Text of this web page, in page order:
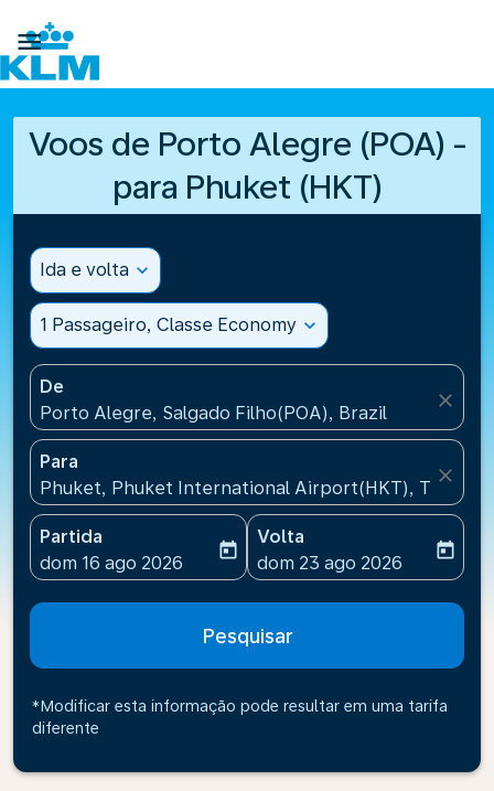

Voos de Porto Alegre (POA) -
para Phuket (HKT)
Ida e volta expand_more
1 Passageiro, Classe Economy expand_more
De
Porto Alegre, Salgado Filho(POA), Brazil
close
Para
Phuket, Phuket International Airport(HKT), Thailand
close
Partida
fc-booking-departure-date-aria-label
dom 16 ago 2026
today
Volta
fc-booking-return-date-
dom 23 ago 2026
today
Pesquisar
*Modificar esta informação pode resultar em uma tarifa
diferente